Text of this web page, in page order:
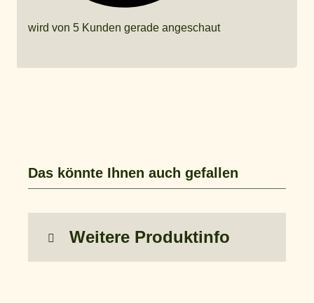
wird von 5 Kunden gerade angeschaut
Das könnte Ihnen auch gefallen
Weitere Produktinfo